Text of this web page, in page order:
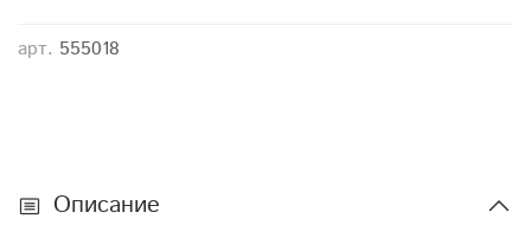
арт. 555018
Описание